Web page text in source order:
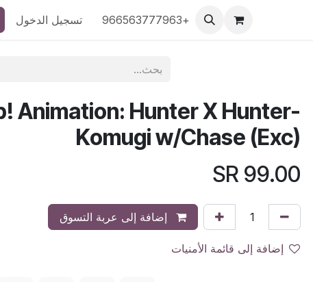
التصفح حسب الشركة التصفح حسب المنتج
+966563777963 تسجيل الدخول
Animation: Hunter X Hunter-
Komugi w/Chase (Exc)
99.00
إضافة إلى عربة التسوق
إضافة إلى قائمة الأمنيات